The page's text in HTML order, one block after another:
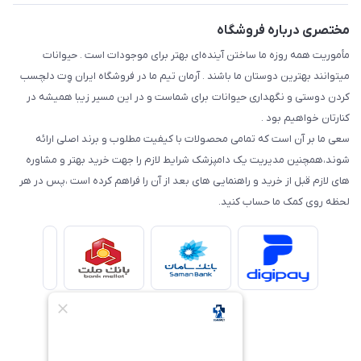
مختصری درباره فروشگاه
مأموریت همه روزه ما ساختن آینده‌ای بهتر برای موجودات است . حیوانات
میتوانند بهترین دوستان ما باشند . آرمان تیم ما در فروشگاه ایران وِت دلچسب
کردن دوستی و نگهداری حیوانات برای شماست و در این مسیر زیبا همیشه در
کنارتان خواهیم بود .
سعی ما بر آن است که تمامی محصولات با کیفیت مطلوب و برند اصلی ارائه
شوند،همچنین مدیریت یک دامپزشک شرایط لازم را جهت خرید بهتر و مشاوره
های لازم قبل از خرید و راهنمایی های بعد از آن را فراهم کرده است ،پس در هر
لحظه روی کمک ما حساب کنید.